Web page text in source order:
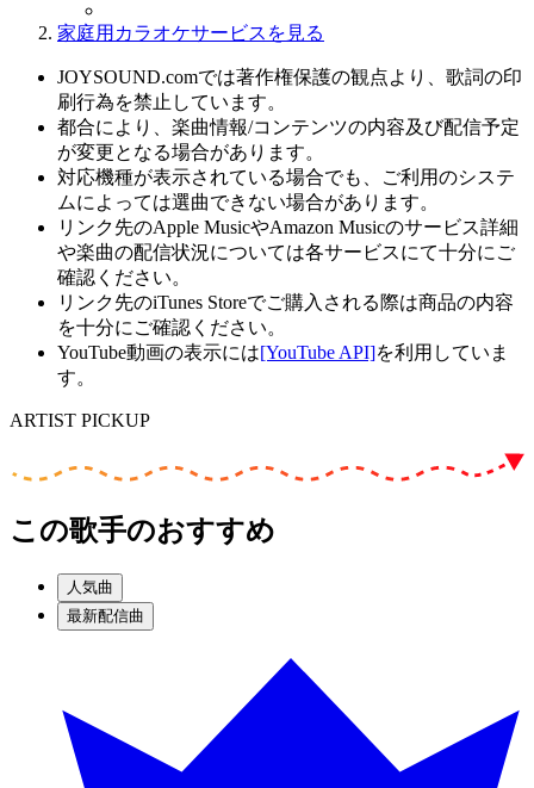
家庭用カラオケサービスを見る
JOYSOUND.comでは著作権保護の観点より、歌詞の印
刷行為を禁止しています。
都合により、楽曲情報/コンテンツの内容及び配信予定
が変更となる場合があります。
対応機種が表示されている場合でも、ご利用のシステ
ムによっては選曲できない場合があります。
リンク先のApple MusicやAmazon Musicのサービス詳細
や楽曲の配信状況については各サービスにて十分にご
確認ください。
リンク先のiTunes Storeでご購入される際は商品の内容
を十分にご確認ください。
YouTube動画の表示には[YouTube API]を利用していま
す。
ARTIST PICKUP
この歌手のおすすめ
人気曲
最新配信曲